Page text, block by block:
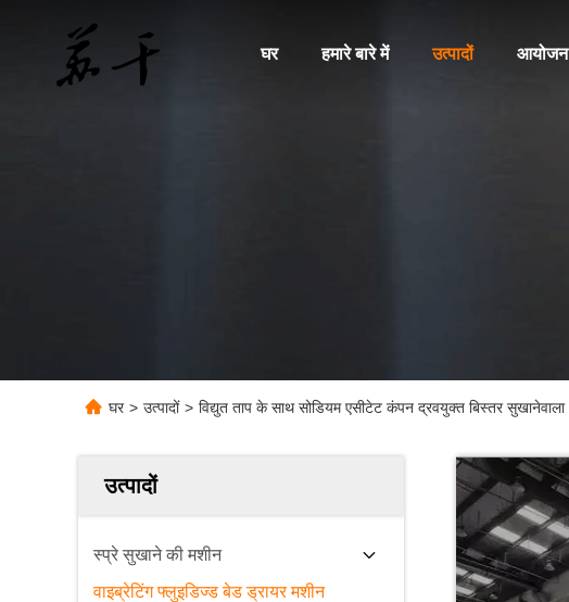
घर हमारे बारे में उत्पादों आयोजन
घर > उत्पादों > विद्युत ताप के साथ सोडियम एसीटेट कंपन द्रवयुक्त बिस्तर सुखानेवाला
उत्पादों
स्प्रे सुखाने की मशीन
वाइब्रेटिंग फ्लुइडिज्ड बेड ड्रायर मशीन